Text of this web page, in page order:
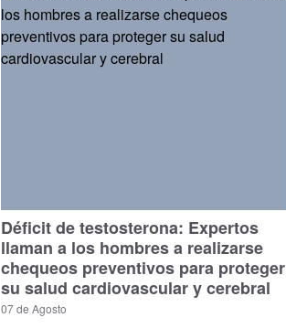
Déficit de testosterona: Expertos
llaman a los hombres a realizarse
chequeos preventivos para proteger
su salud cardiovascular y cerebral
07 de Agosto